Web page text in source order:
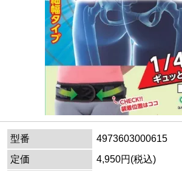
型番
4973603000615
定価
4,950円(税込)